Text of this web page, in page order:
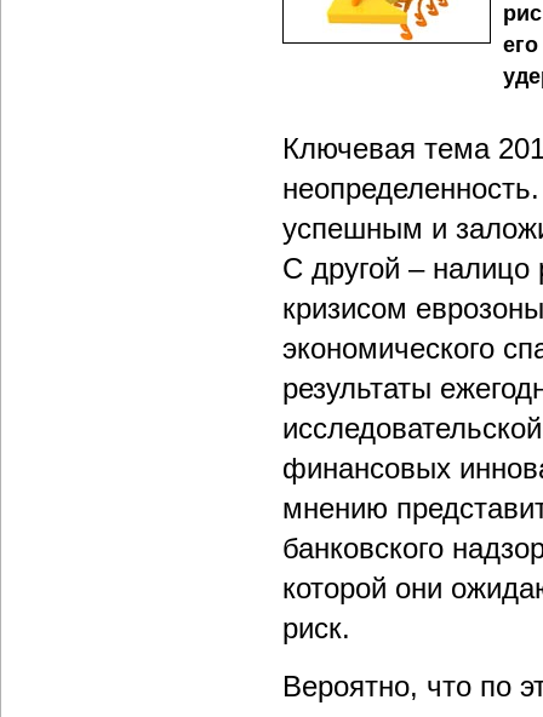
Ключевая тема
успешным и
С другой – налицо
кризисом
экономического
результаты
финансовых
мнению
банковского
которой они
риск.
Вероятно, что по